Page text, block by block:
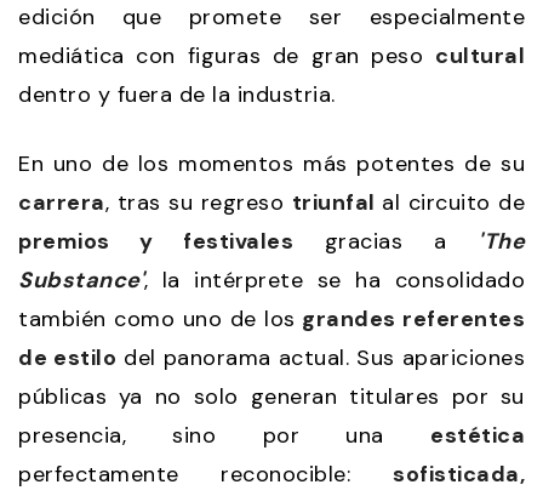
edición que promete ser especialmente
mediática con figuras de gran peso cultural
dentro y fuera de la industria.
En uno de los momentos más potentes de su
carrera, tras su regreso triunfal al circuito de
premios y festivales gracias a
'The
Substance', la intérprete se ha consolidado
también como uno de los grandes referentes
de estilo del panorama actual. Sus apariciones
públicas ya no solo generan titulares por su
presencia, sino por una estética
perfectamente reconocible: sofisticada,